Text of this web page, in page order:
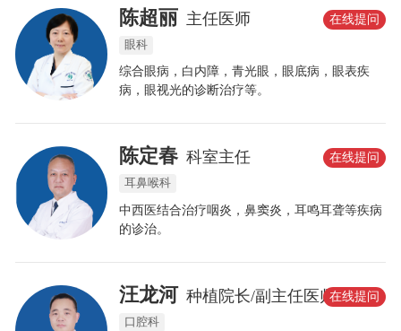
视防控先进个人和 称号。
陈超丽 主任医师
眼科
综合眼病，白内障，青光眼，眼底病，眼表疾
病，眼视光的诊断治疗等。
在线提问
陈定春 科室主任
耳鼻喉科
中西医结合治疗咽炎，鼻窦炎，耳鸣耳聋等疾病
的诊治。
在线提问
汪龙河 种植院长/副主任医师
口腔科
在线提问